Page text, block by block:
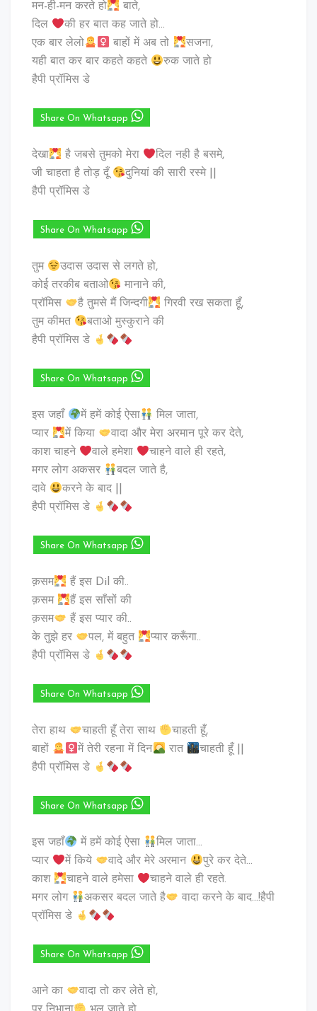
मन-ही-मन करते हो
बाते,
दिल
की हर बात कह जाते हो…
एक बार लेलो
बाहों में अब तो
सजना,
यही बात कर बार कहते कहते
रुक जाते हो
हैपी प्रॉमिस डे
Share On Whatsapp
देखा है जबसे तुमको मेरा
दिल नही है बसमे,
जी चाहता है तोड़ दूँ
दुनियां की सारी रस्मे ||
हैपी प्रॉमिस डे
Share On Whatsapp
तुम
उदास उदास से लगते हो,
कोई तरकीब बताओ
मानाने की,
प्रॉमिस
है तुमसे मैं जिन्दगी
गिरवी रख सकता हूँ,
तुम कीमत
बताओ मुस्कुराने की
हैपी प्रॉमिस डे
Share On Whatsapp
इस जहाँ में हमें कोई ऐसा
मिल जाता,
प्यार
में किया
वादा और मेरा अरमान पूरे कर देते,
काश चाहने
वाले हमेशा
चाहने वाले ही रहते,
मगर लोग अकसर
बदल जाते है,
दावे
करने के बाद ||
हैपी प्रॉमिस डे
Share On Whatsapp
क़सम
हैं इस Dil की..
क़सम
हैं इस साँसों की
क़सम
हैं इस प्यार की..
के तुझे हर
पल, में बहुत
प्यार करूँगा..
हैपी प्रॉमिस डे
Share On Whatsapp
तेरा हाथ चाहती हूँ तेरा साथ
चाहती हूँ,
बाहों
में तेरी रहना में दिन रात
चाहती हूँ ||
हैपी प्रॉमिस डे
Share On Whatsapp
इस जहाँ में हमें कोई ऐसा
मिल जाता…
प्यार
में किये वादे और मेरे अरमान
पुरे कर देते…
काश
चाहने वाले हमेसा
चाहने वाले ही रहते.
मगर लोग
अकसर बदल जाते है
वादा करने के बाद…!हैपी
प्रॉमिस डे
Share On Whatsapp
आने का
वादा तो कर लेते हो,